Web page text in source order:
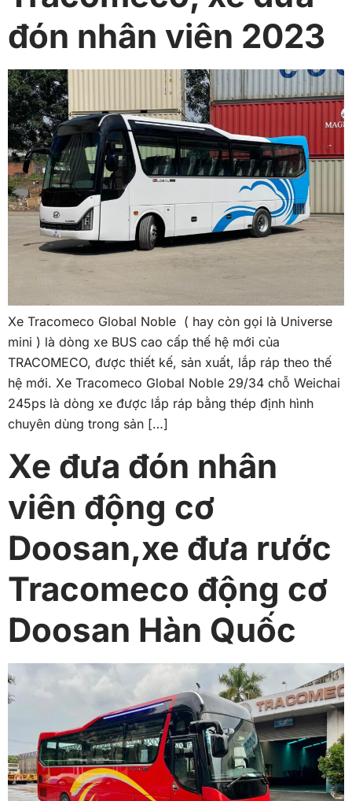
đón nhân viên 2023
Xe Tracomeco Global Noble ( hay còn gọi là Universe
mini ) là dòng xe BUS cao cấp thế hệ mới của
TRACOMECO, được thiết kế, sản xuất, lắp ráp theo thế
hệ mới. Xe Tracomeco Global Noble 29/34 chỗ Weichai
245ps là dòng xe được lắp ráp bằng thép định hình
chuyên dùng trong sản […]
Xe đưa đón nhân
viên động cơ
Doosan,xe đưa rước
Tracomeco động cơ
Doosan Hàn Quốc